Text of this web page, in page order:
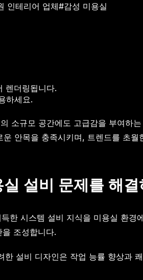
인테리어 업체#감성 미용실
렌더링됩니다.
하세요.
소규모 공간에도 고급감을 부여하
안목을 충족시키며, 트렌드를 초
설비 문제를 해결
한 시스템 설비 지식을 미용실 환
조성합니다.
설비 디자인은 작업 능률 향상과